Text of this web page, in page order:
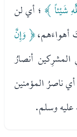
شَيْئاً ﴾ ؛ أي لن
أهواءَهم،﴿ وَإِنَّ
المشرِكين أنصارُ
ناصرُ المؤمنين
وسلم.